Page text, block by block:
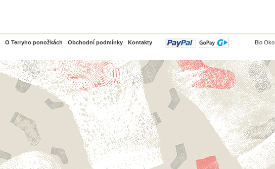
O Terryho ponožkách Obchodní podmínky Kontakty
PayPal Bio Oko